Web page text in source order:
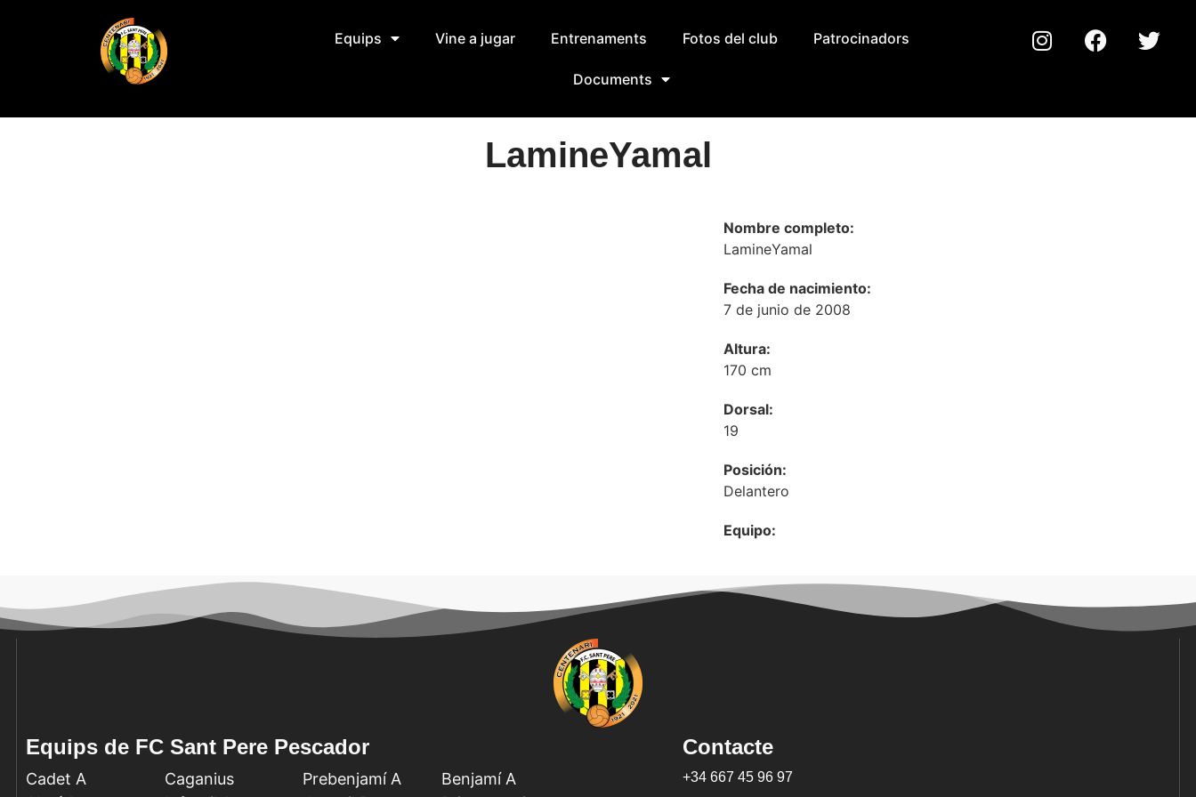
Equips Vine a jugar Entrenaments Fotos del club Patrocinadors
Documents
LamineYamal
Nombre completo:
LamineYamal
Fecha de nacimiento:
7 de junio de 2008
Altura:
170 cm
Dorsal:
19
Posición:
Delantero
Equipo:
Equips de FC Sant Pere Pescador
Cadet A Caganius Prebenjamí A
Benjamí A
Contacte
+34 667 45 96 97